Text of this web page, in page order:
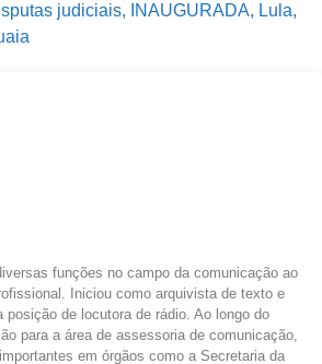
judiciais, INAUGURADA, Lula,
funções no campo da comunicação ao
Iniciou como arquivista de texto e
posição de locutora de rádio. Ao longo do
para a área de assessoria de comunicação,
em órgãos como a Secretaria da